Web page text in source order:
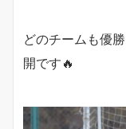
どのチームも優
開です🔥